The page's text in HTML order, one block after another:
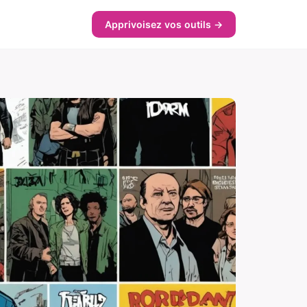
Apprivoisez vos outils →